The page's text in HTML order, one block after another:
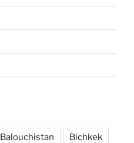
Balouchistan Bichkek